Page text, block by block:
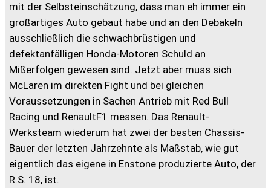
mit der Selbsteinschätzung, dass man eh immer ein
großartiges Auto gebaut habe und an den Debakeln
ausschließlich die schwachbrüstigen und
defektanfälligen Honda-Motoren Schuld an
Mißerfolgen gewesen sind. Jetzt aber muss sich
McLaren im direkten Fight und bei gleichen
Voraussetzungen in Sachen Antrieb mit Red Bull
Racing und RenaultF1 messen. Das Renault-
Werksteam wiederum hat zwei der besten Chassis-
Bauer der letzten Jahrzehnte als Maßstab, wie gut
eigentlich das eigene in Enstone produzierte Auto, der
R.S. 18, ist.